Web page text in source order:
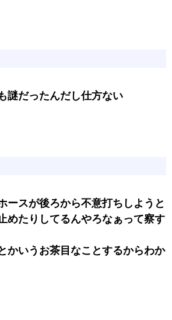
謎だったんだし仕方ない
ースが後ろから不意打ちしようと
めたりしてるんやろなぁって察す
かいうお茶目なことするからわか